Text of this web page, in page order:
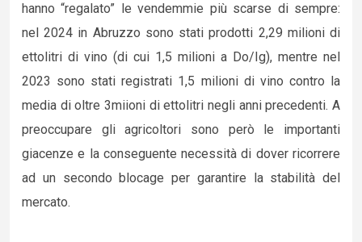
hanno “regalato” le vendemmie più scarse di sempre:
nel 2024 in Abruzzo sono stati prodotti 2,29 milioni di
ettolitri di vino (di cui 1,5 milioni a Do/Ig), mentre nel
2023 sono stati registrati 1,5 milioni di vino contro la
media di oltre 3miioni di ettolitri negli anni precedenti. A
preoccupare gli agricoltori sono però le importanti
giacenze e la conseguente necessità di dover ricorrere
ad un secondo blocage per garantire la stabilità del
mercato.